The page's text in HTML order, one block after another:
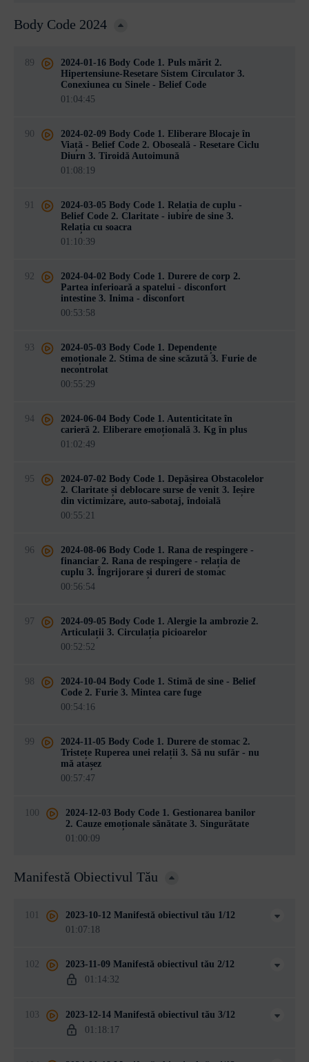
Body Code 2024
89
2024-01-16 Body Code 1. Puls mărit 2.
Hipertensiune-Resetare Sistem Circulator 3.
Conexiunea cu Sinele - Belief Code
01:04:45
90
2024-02-09 Body Code 1. Eliberare Blocaje în
Viață - Belief Code 2. Oboseală - Resetare Ciclu
Diurn 3. Tiroidă Autoimună
01:08:19
91
2024-03-05 Body Code 1. Relația de cuplu -
Belief Code 2. Claritate - iubire de sine 3.
Relația cu soacra
01:10:39
92
2024-04-02 Body Code 1. Durere de corp 2.
Partea inferioară a spatelui - disconfort
intestine 3. Inima - disconfort
00:53:58
93
2024-05-03 Body Code 1. Dependențe
emoționale 2. Stima de sine scăzută 3. Furie de
necontrolat
00:55:29
94
2024-06-04 Body Code 1. Autenticitate în
carieră 2. Eliberare emoțională 3. Kg în plus
01:02:49
95
2024-07-02 Body Code 1. Depășirea Obstacolelor
2. Claritate și deblocare surse de venit 3. Ieșire
din victimizare, auto-sabotaj, îndoială
00:55:21
96
2024-08-06 Body Code 1. Rana de respingere -
financiar 2. Rana de respingere - relația de
cuplu 3. Îngrijorare și dureri de stomac
00:56:54
97
2024-09-05 Body Code 1. Alergie la ambrozie 2.
Articulații 3. Circulația picioarelor
00:52:52
98
2024-10-04 Body Code 1. Stimă de sine - Belief
Code 2. Furie 3. Mintea care fuge
00:54:16
99
2024-11-05 Body Code 1. Durere de stomac 2.
Tristețe Ruperea unei relații 3. Să nu sufăr - nu
mă atașez
00:57:47
100
2024-12-03 Body Code 1. Gestionarea banilor
2. Cauze emoționale sănătate 3. Singurătate
01:00:09
Manifestă Obiectivul Tău
101
2023-10-12 Manifestă obiectivul tău 1/12
01:07:18
102
2023-11-09 Manifestă obiectivul tău 2/12
01:14:32
103
2023-12-14 Manifestă obiectivul tău 3/12
01:18:17